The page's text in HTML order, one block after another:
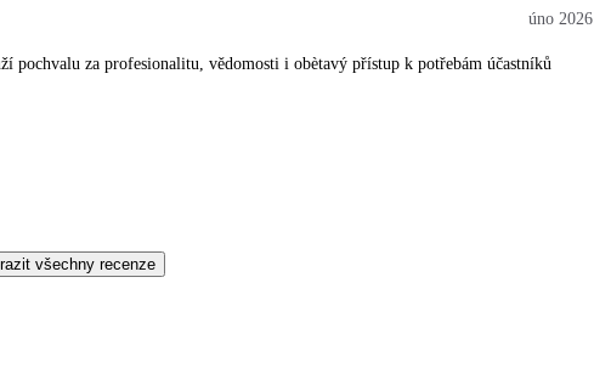
úno 2026
pochvalu za profesionalitu, vědomosti i obètavý přístup k potřebám účastníků
všechny recenze